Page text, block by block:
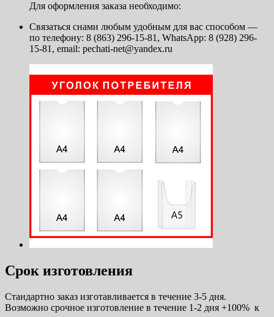
Для оформления заказа необходимо:
Связаться снами любым удобным для вас способом —
по телефону: 8 (863) 296-15-81, WhatsApp: 8 (928) 296-
15-81, email: pechati-net@yandex.ru
Срок изготовления
Стандартно заказ изготавливается в течение 3-5 дня.
Возможно срочное изготовление в течение 1-2 дня +100% к